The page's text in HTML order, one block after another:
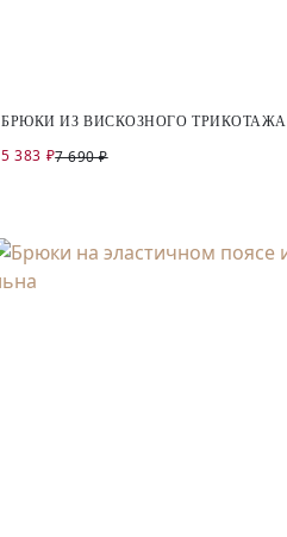
БРЮКИ ИЗ ВИСКОЗНОГО ТРИКОТАЖА
5 383 ₽7 690 ₽